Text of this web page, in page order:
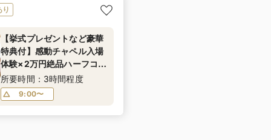
り
【挙式プレゼントなど豪華
特典付】感動チャペル入場
体験×2万円絶品ハーフコー
ス試食でダズルの魅力を体
感！DAZZLE人気No.1プレ
ミアムフェア
所要時間：3時間程度
9:00〜